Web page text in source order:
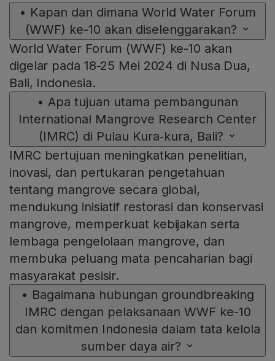
• Kapan dan dimana World Water Forum
(WWF) ke-10 akan diselenggarakan?
World Water Forum (WWF) ke-10 akan
digelar pada 18-25 Mei 2024 di Nusa Dua,
Bali, Indonesia.
• Apa tujuan utama pembangunan
International Mangrove Research Center
(IMRC) di Pulau Kura‑kura, Bali?
IMRC bertujuan meningkatkan penelitian,
inovasi, dan pertukaran pengetahuan
tentang mangrove secara global,
mendukung inisiatif restorasi dan konservasi
mangrove, memperkuat kebijakan serta
lembaga pengelolaan mangrove, dan
membuka peluang mata pencaharian bagi
masyarakat pesisir.
• Bagaimana hubungan groundbreaking
IMRC dengan pelaksanaan WWF ke-10
dan komitmen Indonesia dalam tata kelola
sumber daya air?